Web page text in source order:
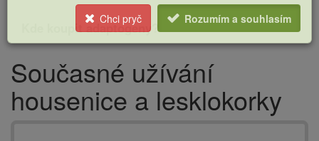
Kde koupit adaptogeny?
Drobečková
navigace
Současné užívání
housenice a lesklokorky
Chci pryč Rozumím a souhlasím